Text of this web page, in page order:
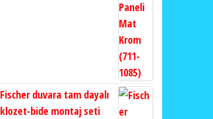
Fischer duvara tam dayalı
klozet-bide montaj seti